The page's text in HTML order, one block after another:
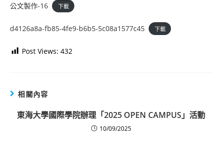
公文製作-16 下載
d4126a8a-fb85-4fe9-b6b5-5c08a1577c45 下載
Post Views: 432
相關內容
東海大學國際學院辦理「2025 OPEN CAMPUS」活動
10/09/2025